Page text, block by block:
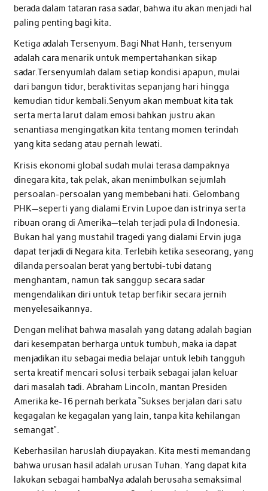
berada dalam tataran rasa sadar, bahwa itu akan menjadi hal
paling penting bagi kita.
Ketiga adalah Tersenyum. Bagi Nhat Hanh, tersenyum
adalah cara menarik untuk mempertahankan sikap
sadar.Tersenyumlah dalam setiap kondisi apapun, mulai
dari bangun tidur, beraktivitas sepanjang hari hingga
kemudian tidur kembali.Senyum akan membuat kita tak
serta merta larut dalam emosi bahkan justru akan
senantiasa mengingatkan kita tentang momen terindah
yang kita sedang atau pernah lewati.
Krisis ekonomi global sudah mulai terasa dampaknya
dinegara kita, tak pelak, akan menimbulkan sejumlah
persoalan-persoalan yang membebani hati. Gelombang
PHK—seperti yang dialami Ervin Lupoe dan istrinya serta
ribuan orang di Amerika—telah terjadi pula di Indonesia.
Bukan hal yang mustahil tragedi yang dialami Ervin juga
dapat terjadi di Negara kita. Terlebih ketika seseorang, yang
dilanda persoalan berat yang bertubi-tubi datang
menghantam, namun tak sanggup secara sadar
mengendalikan diri untuk tetap berfikir secara jernih
menyelesaikannya.
Dengan melihat bahwa masalah yang datang adalah bagian
dari kesempatan berharga untuk tumbuh, maka ia dapat
menjadikan itu sebagai media belajar untuk lebih tangguh
serta kreatif mencari solusi terbaik sebagai jalan keluar
dari masalah tadi. Abraham Lincoln, mantan Presiden
Amerika ke-16 pernah berkata “Sukses berjalan dari satu
kegagalan ke kegagalan yang lain, tanpa kita kehilangan
semangat”.
Keberhasilan haruslah diupayakan. Kita mesti memandang
bahwa urusan hasil adalah urusan Tuhan. Yang dapat kita
lakukan sebagai hambaNya adalah berusaha semaksimal